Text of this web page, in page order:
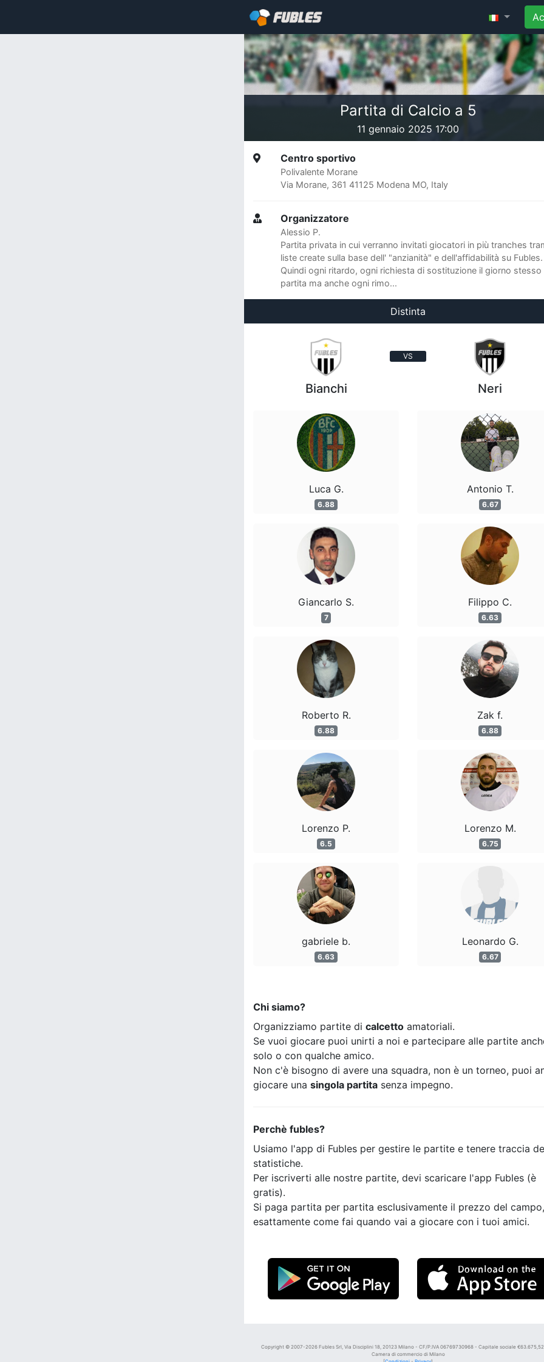
Partita di Calcio a 5
11 gennaio 2025 17:00
Centro sportivo
Polivalente Morane
Via Morane, 361 41125 Modena MO, Italy
Organizzatore
Alessio P.
Partita privata in cui verranno invitati giocatori in più tranches
liste create sulla base dell' "anzianità" e dell'affidabilità su Fubles.
Quindi ogni ritardo, ogni richiesta di sostituzione il giorno stesso
partita ma anche ogni rimo...
Distinta
VS
Bianchi
Luca G.
6.88
Giancarlo S.
7
Roberto R.
6.88
Lorenzo P.
6.5
gabriele b.
6.63
Neri
Antonio T.
6.67
Filippo C.
6.63
Zak f.
6.88
Lorenzo M.
6.75
Leonardo G.
6.67
Chi siamo?
Organizziamo partite di calcetto amatoriali.
Se vuoi giocare puoi unirti a noi e partecipare alle partite
solo o con qualche amico.
Non c'è bisogno di avere una squadra, non è un torneo, puoi
giocare una singola partita senza impegno.
Perchè fubles?
Usiamo l'app di Fubles per gestire le partite e tenere traccia
statistiche.
Per iscriverti alle nostre partite, devi scaricare l'app Fubles (è
gratis).
Si paga partita per partita esclusivamente il prezzo del campo,
esattamente come fai quando vai a giocare con i tuoi amici.
Copyright © 2007-2026 Fubles Srl, Via Disciplini 18, 20123 Milano - CF/P.IVA 06769730968 - Capitale sociale €63.675,52
Camera di commercio di Milano